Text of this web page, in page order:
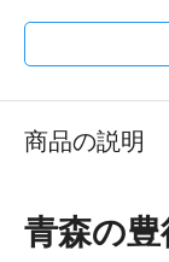
商品の説明
青森の